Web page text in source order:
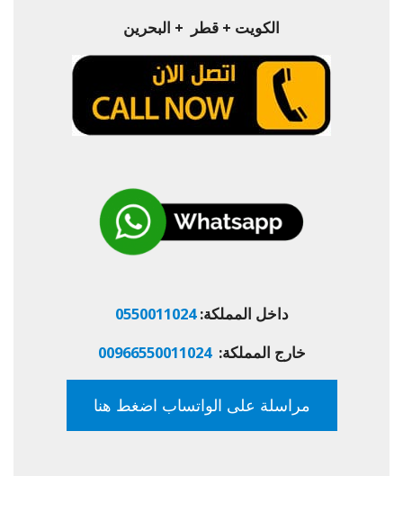
الكويت + قطر + البحرين
داخل المملكة:0550011024
خارج المملكة:00966550011024
مراسلة على الواتساب اضغط هنا